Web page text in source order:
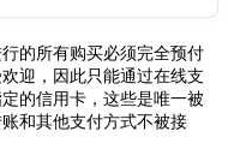
的所有购买必须完全预付
迎，因此只能通过在线支
的信用卡，这些是唯一被
和其他支付方式不被接